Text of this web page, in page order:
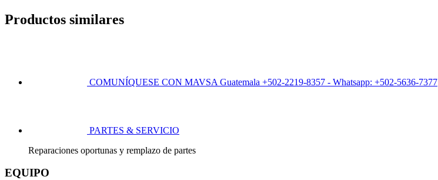
Productos similares
COMUNÍQUESE CON MAVSA Guatemala +502-2219-8357 - Whatsapp: +502-5636-7377
PARTES & SERVICIO
Reparaciones oportunas y remplazo de partes
EQUIPO